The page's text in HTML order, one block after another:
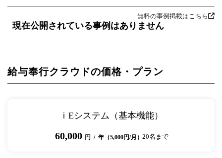
無料の事例掲載はこちら
現在公開されている事例はありません
給与奉行クラウドの価格・プラン
ｉEシステム（基本機能）
60,000 円 / 年（5,000円/月）20名まで